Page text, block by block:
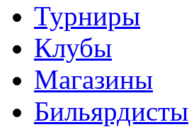
Турниры
Клубы
Магазины
Бильярдисты